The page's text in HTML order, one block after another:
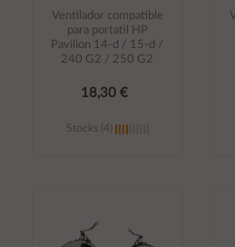
Ventilador compatible
para portatil HP
Pavilion 14-d / 15-d /
240 G2 / 250 G2
18,30 €
Stocks (4)